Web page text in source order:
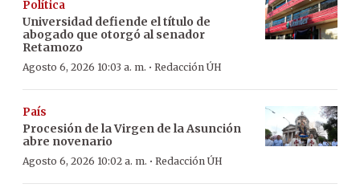
Política
Universidad defiende el título de
abogado que otorgó al senador
Retamozo
Agosto 6, 2026 10:03 a. m. · Redacción ÚH
País
Procesión de la Virgen de la Asunción
abre novenario
Agosto 6, 2026 10:02 a. m. · Redacción ÚH